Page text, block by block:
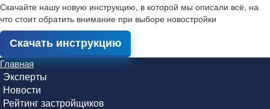
Скачайте нашу новую инструкцию, в которой мы описали всё, на
что стоит обратить внимание при выборе новостройки
Скачать инструкцию
Главная
Эксперты
Новости
Рейтинг застройщиков